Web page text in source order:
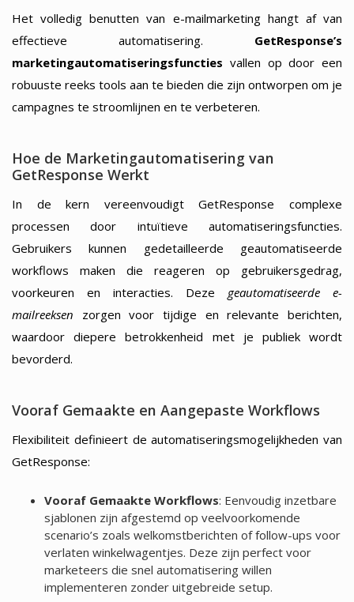
Het volledig benutten van e-mailmarketing hangt af van
effectieve automatisering. GetResponse’s
marketingautomatiseringsfuncties vallen op door een
robuuste reeks tools aan te bieden die zijn ontworpen om je
campagnes te stroomlijnen en te verbeteren.
Hoe de Marketingautomatisering van
GetResponse Werkt
In de kern vereenvoudigt GetResponse complexe
processen door intuïtieve automatiseringsfuncties.
Gebruikers kunnen gedetailleerde geautomatiseerde
workflows maken die reageren op gebruikersgedrag,
voorkeuren en interacties. Deze geautomatiseerde e-
mailreeksen zorgen voor tijdige en relevante berichten,
waardoor diepere betrokkenheid met je publiek wordt
bevorderd.
Vooraf Gemaakte en Aangepaste Workflows
Flexibiliteit definieert de automatiseringsmogelijkheden van
GetResponse:
Vooraf Gemaakte Workflows: Eenvoudig inzetbare
sjablonen zijn afgestemd op veelvoorkomende
scenario’s zoals welkomstberichten of follow-ups voor
verlaten winkelwagentjes. Deze zijn perfect voor
marketeers die snel automatisering willen
implementeren zonder uitgebreide setup.